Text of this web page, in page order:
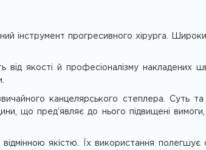
інструмент прогресивного хірурга.
від якості й професіоналізму
канцелярського степлера. Суть
що пред’являє до нього підвищені вимоги,
відмінною якістю. Їх використання